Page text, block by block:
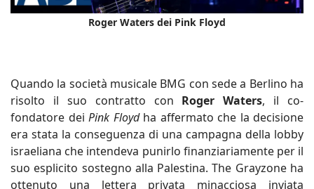
Roger Waters dei Pink Floyd
Quando la società musicale BMG con sede a Berlino ha
risolto il suo contratto con Roger Waters, il co-
fondatore dei Pink Floydha affermato che la decisione
era stata la conseguenza di una campagna della lobby
israeliana che intendeva punirlo finanziariamente per il
suo esplicito sostegno alla Palestina. The Grayzone ha
ottenuto una lettera privata minacciosa inviata